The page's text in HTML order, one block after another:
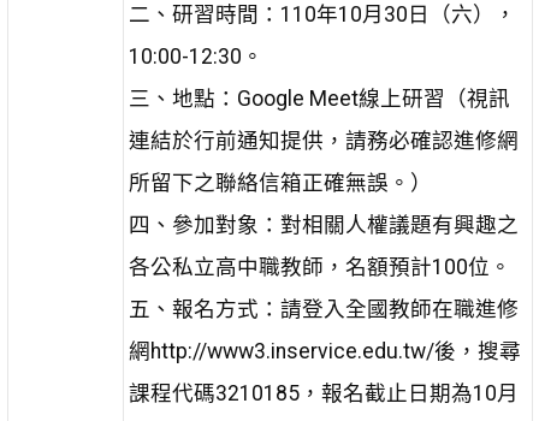
二、研習時間：110年10月30日（六），
10:00-12:30。
三、地點：Google Meet線上研習（視訊
連結於行前通知提供，請務必確認進修網
所留下之聯絡信箱正確無誤。）
四、參加對象：對相關人權議題有興趣之
各公私立高中職教師，名額預計100位。
五、報名方式：請登入全國教師在職進修
網http://www3.inservice.edu.tw/後，搜尋
課程代碼3210185，報名截止日期為10月